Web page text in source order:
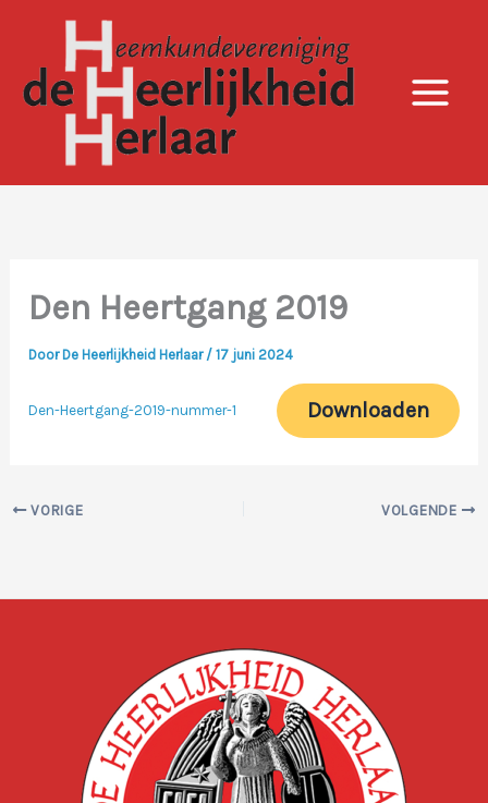
inhoud
Den Heertgang 2019
Door De Heerlijkheid Herlaar /17 juni 2024
Den-Heertgang-2019-nummer-1 Downloaden
VORIGE VOLGENDE